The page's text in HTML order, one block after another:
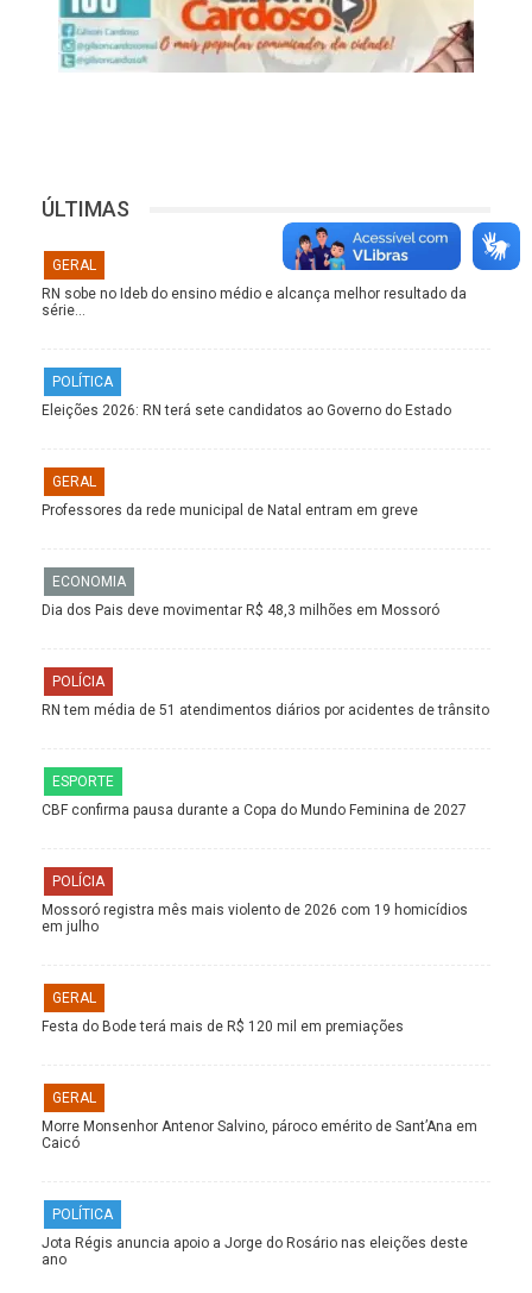
ÚLTIMAS
GERAL
RN sobe no Ideb do ensino médio e alcança melhor resultado da
série…
POLÍTICA
Eleições 2026: RN terá sete candidatos ao Governo do Estado
GERAL
Professores da rede municipal de Natal entram em greve
ECONOMIA
Dia dos Pais deve movimentar R$ 48,3 milhões em Mossoró
POLÍCIA
RN tem média de 51 atendimentos diários por acidentes de trânsito
ESPORTE
CBF confirma pausa durante a Copa do Mundo Feminina de 2027
POLÍCIA
Mossoró registra mês mais violento de 2026 com 19 homicídios
em julho
GERAL
Festa do Bode terá mais de R$ 120 mil em premiações
GERAL
Morre Monsenhor Antenor Salvino, pároco emérito de Sant’Ana em
Caicó
POLÍTICA
Jota Régis anuncia apoio a Jorge do Rosário nas eleições deste
ano